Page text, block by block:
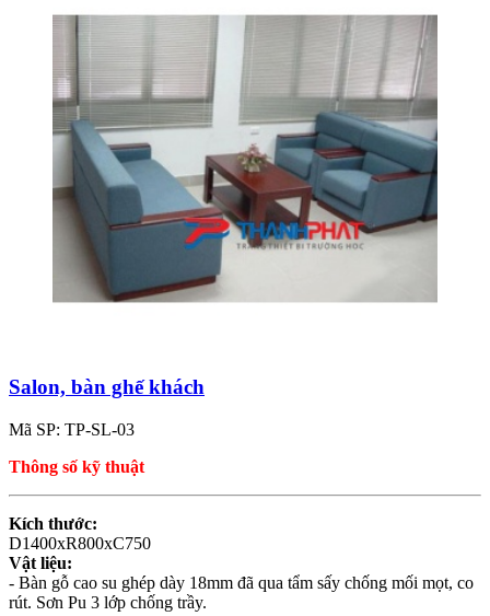
Salon, bàn ghế khách
Mã SP: TP-SL-03
Thông số kỹ thuật
Kích thước:
D1400xR800xC750
Vật liệu:
- Bàn gỗ cao su ghép dày 18mm đã qua tẩm sấy chống mối mọt, co
rút. Sơn Pu 3 lớp chống trầy.